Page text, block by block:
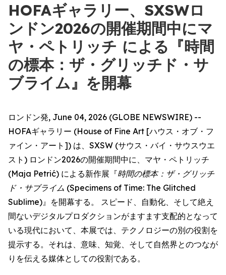
HOFAギャラリー、SXSWロ
ンドン2026の開催期間中にマ
ヤ・ペトリッチ による『時間
の標本：ザ・グリッチド・サ
ブライム』を開幕
ロンドン発, June 04, 2026 (GLOBE NEWSWIRE) --
HOFAギャラリー (House of Fine Art [ハウス・オブ・フ
ァイン・アート]) は、SXSW (サウス・バイ・サウスウエ
スト) ロンドン2026の開催期間中に、マヤ・ペトリッチ
(Maja Petrić) による新作展『時間の標本：ザ・グリッチ
ド・サブライム (Specimens of Time: The Glitched
Sublime)』を開幕する。 スピード、自動化、そして絶え
間ないデジタルプロダクションがますます支配的となって
いる現代において、本展では、テクノロジーの別の役割を
提示する。それは、意味、知覚、そして自然界とのつなが
りを伝える媒体としての役割である。